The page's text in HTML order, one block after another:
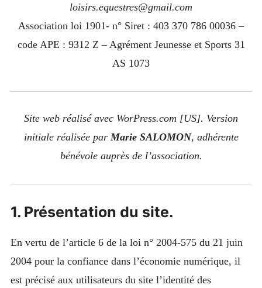
loisirs.equestres@gmail.com
Association loi 1901- n° Siret : 403 370 786 00036 –
code APE : 9312 Z – Agrément Jeunesse et Sports 31
AS 1073
Site web réalisé avec WorPress.com [US]. Version
initiale réalisée parMarie SALOMON, adhérente
bénévole auprès de l’association.
1. Présentation du site.
En vertu de l’article 6 de la loi n° 2004-575 du 21 juin
2004 pour la confiance dans l’économie numérique, il
est précisé aux utilisateurs du site l’identité des